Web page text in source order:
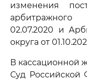
изменения
02.07.2020 и
округа от
В кассационной
Суд Российской